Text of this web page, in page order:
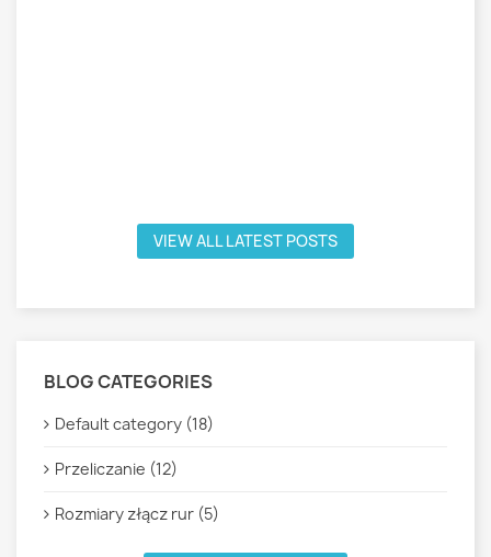
VIEW ALL LATEST POSTS
BLOG CATEGORIES
Default category (18)
Przeliczanie (12)
Rozmiary złącz rur (5)